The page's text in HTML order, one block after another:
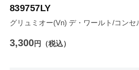
839757LY
グリュミオー(Vn) デ・ワールト/コンセ
3,300円（税込）